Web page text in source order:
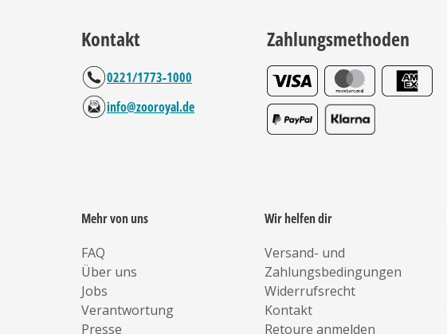
Kontakt
0221/1773-1000
info@zooroyal.de
Zahlungsmethoden
Mehr von uns
FAQ
Über uns
Jobs
Verantwortung
Presse
Wir helfen dir
Versand- und
Zahlungsbedingungen
Widerrufsrecht
Kontakt
Retoure anmelden